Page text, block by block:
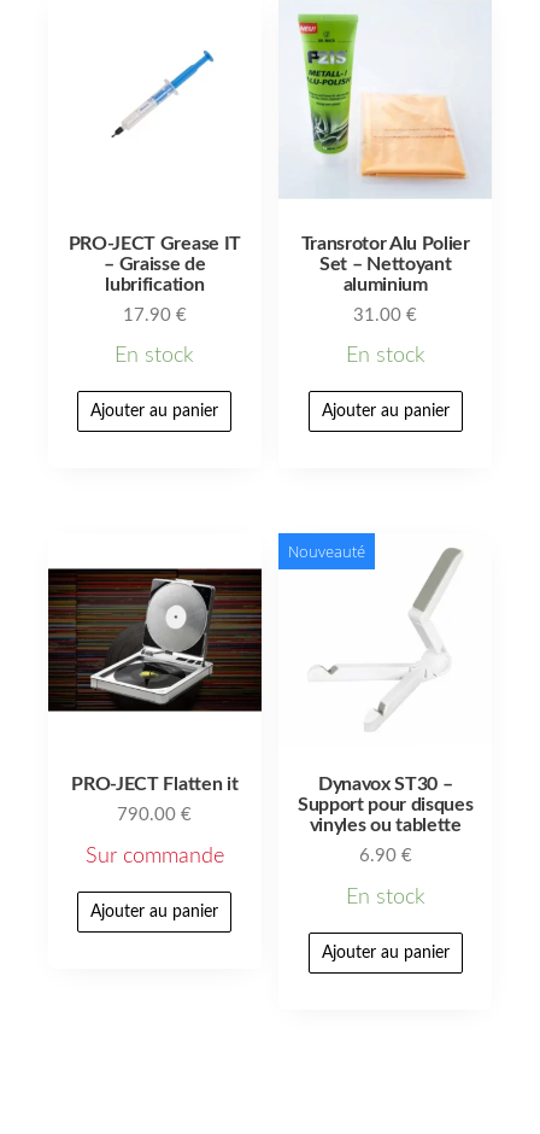
PRO-JECT Grease IT
– Graisse de
lubrification
17.90 €
En stock
Ajouter au panier
Transrotor Alu Polier
Set – Nettoyant
aluminium
31.00€
En stock
Ajouter au panier
PRO-JECT Flatten it
790.00€
Sur commande
Ajouter au panier
Nouveauté
Dynavox ST30 –
Support pour disques
vinyles ou tablette
6.90 €
En stock
Ajouter au panier